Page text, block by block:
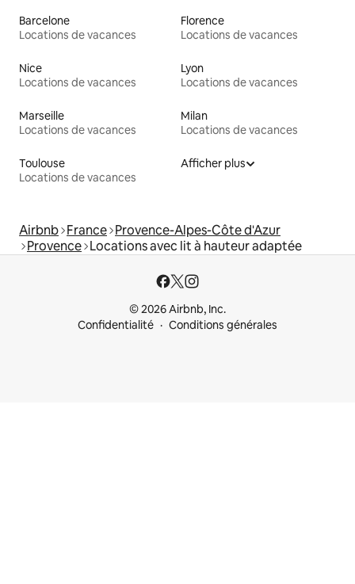
Barcelone
Locations de vacances
Florence
Locations de vacances
Nice
Locations de vacances
Lyon
Locations de vacances
Marseille
Locations de vacances
Milan
Locations de vacances
Toulouse
Locations de vacances
Afficher plus
Airbnb France Provence-Alpes-Côte d'Azur
Provence Locations avec lit à hauteur adaptée
© 2026 Airbnb, Inc.
Confidentialité
Conditions générales